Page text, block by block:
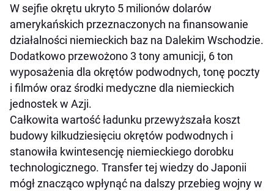
W sejfie okrętu ukryto 5 milionów dolarów
amerykańskich przeznaczonych na finansowanie
działalności niemieckich baz na Dalekim Wschodzie.
Dodatkowo przewożono 3 tony amunicji, 6 ton
wyposażenia dla okrętów podwodnych, tonę poczty
i filmów oraz środki medyczne dla niemieckich
jednostek w Azji.
Całkowita wartość ładunku przewyższała koszt
budowy kilkudziesięciu okrętów podwodnych i
stanowiła kwintesencję niemieckiego dorobku
technologicznego. Transfer tej wiedzy do Japonii
mógł znacząco wpłynąć na dalszy przebieg wojny w